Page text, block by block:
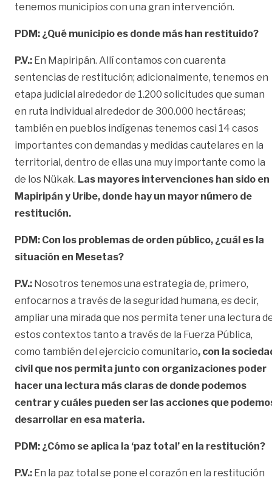
tenemos municipios con una gran intervención.
PDM: ¿Qué municipio es donde más han restituido?
P.V.: En Mapiripán. Allí contamos con cuarenta
sentencias de restitución; adicionalmente, tenemos en
etapa judicial alrededor de 1.200 solicitudes que suman
en ruta individual alrededor de 300.000 hectáreas;
también en pueblos indígenas tenemos casi 14 casos
importantes con demandas y medidas cautelares en la
territorial, dentro de ellas una muy importante como la
de los Nükak. Las mayores intervenciones han sido en
Mapiripán y Uribe, donde hay un mayor número de
restitución.
PDM: Con los problemas de orden público, ¿cuál es la
situación en Mesetas?
P.V.: Nosotros tenemos una estrategia de, primero,
enfocarnos a través de la seguridad humana, es decir,
ampliar una mirada que nos permita tener una lectura
estos contextos tanto a través de la Fuerza Pública,
como también del ejercicio comunitario, con la
civil que nos permita junto con organizaciones poder
hacer una lectura más claras de donde podemos
centrar y cuáles pueden ser las acciones que
desarrollar en esa materia.
PDM: ¿Cómo se aplica la ‘paz total’ en la restitución?
P.V.: En la paz total se pone el corazón en la restitución